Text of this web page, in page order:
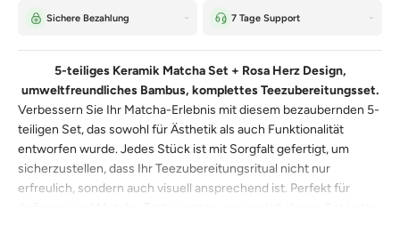
Sichere Bezahlung 7 Tage Support
5-teiliges Keramik Matcha Set + Rosa Herz Design,
umweltfreundliches Bambus, komplettes Teezubereitungsset.
Verbessern Sie Ihr Matcha-Erlebnis mit diesem bezaubernden 5-
teiligen Set, das sowohl für Ästhetik als auch Funktionalität
entworfen wurde. Jedes Stück ist mit Sorgfalt gefertigt, um
sicherzustellen, dass Ihr Teezubereitungsritual nicht nur
erfreulich, sondern auch visuell ansprechend ist. Perfekt für